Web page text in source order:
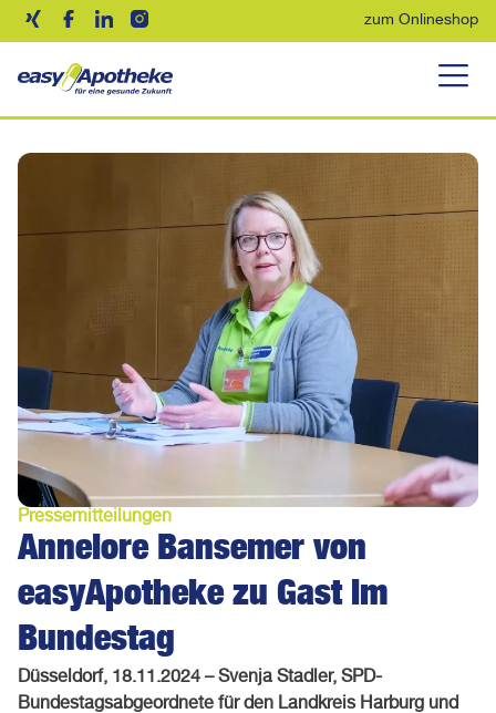
zum Onlineshop
Pressemitteilungen
Annelore Bansemer von
easyApotheke zu Gast im
Bundestag
Düsseldorf, 18.11.2024 – Svenja Stadler, SPD-
Bundestagsabgeordnete für den Landkreis Harburg und